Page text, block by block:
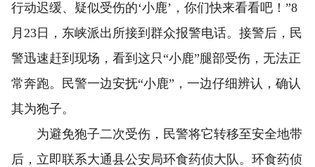
行动迟缓、疑似受伤的‘小鹿’，你们快来看看吧！”8
月23日，东峡派出所接到群众报警电话。接警后，民
警迅速赶到现场，看到这只“小鹿”腿部受伤，无法正
常奔跑。民警一边安抚“小鹿”，一边仔细辨认，确认
其为狍子。
为避免狍子二次受伤，民警将它转移至安全地带
后，立即联系大通县公安局环食药侦大队。环食药侦